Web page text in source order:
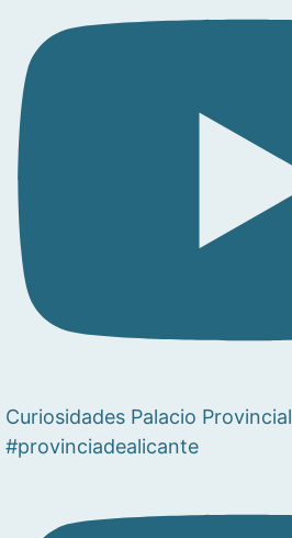
Curiosidades Palacio Provincial
#provinciadealicante